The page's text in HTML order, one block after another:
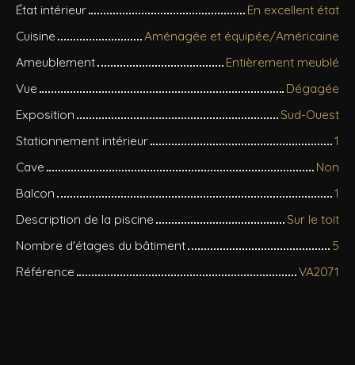
État intérieur
En excellent état
Cuisine
Aménagée et équipée/Américaine
Ameublement
Entièrement meublé
Vue
Dégagée
Exposition
Sud-Ouest
Stationnement intérieur
1
Cave
Non
Balcon
1
Description de la piscine
Sur le toit
Nombre d'étages du bâtiment
5
Référence
VA2071